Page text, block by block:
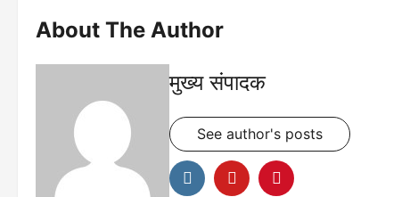
About The Author
मुख्य संपादक
See author's posts